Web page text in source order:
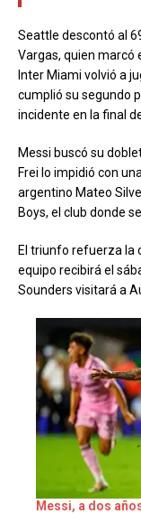
Seattle descontó al
Vargas, quien marcó
Inter Miami volvió a
cumplió su segundo
incidente en la final
Messi buscó su
Frei lo impidió con
argentino Mateo
Boys, el club donde
El triunfo refuerza la
equipo recibirá el
Sounders visitará a
Messi, a dos